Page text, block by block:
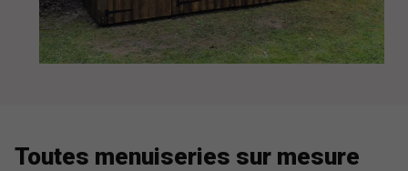
Toutes menuiseries sur mesure